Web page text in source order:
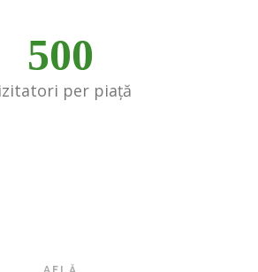
500
per piață